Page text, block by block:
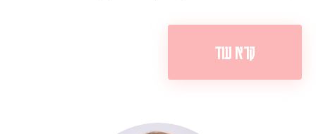
קרא עוד